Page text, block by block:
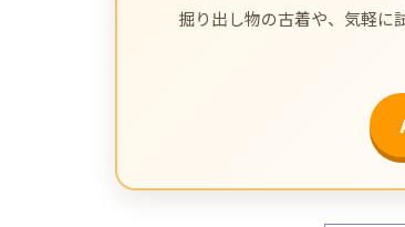
掘り出し物の古着や、気軽に